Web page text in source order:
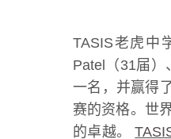
TASIS老虎中
Patel（31届）
一名，并赢得
赛的资格。世
的卓越。